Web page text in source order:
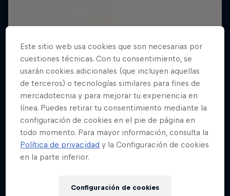
Este sitio web usa cookies que son necesarias por
cuestiones técnicas. Con tu consentimiento, se
usarán cookies adicionales (que incluyen aquellas
de terceros) o tecnologías similares para fines de
mercadotecnia y para mejorar tu experiencia en
línea. Puedes retirar tu consentimiento mediante la
configuración de cookies en el pie de página en
todo momento. Para mayor información, consulta la
Política de privacidad y la Configuración de cookies
en la parte inferior.
Configuración de cookies